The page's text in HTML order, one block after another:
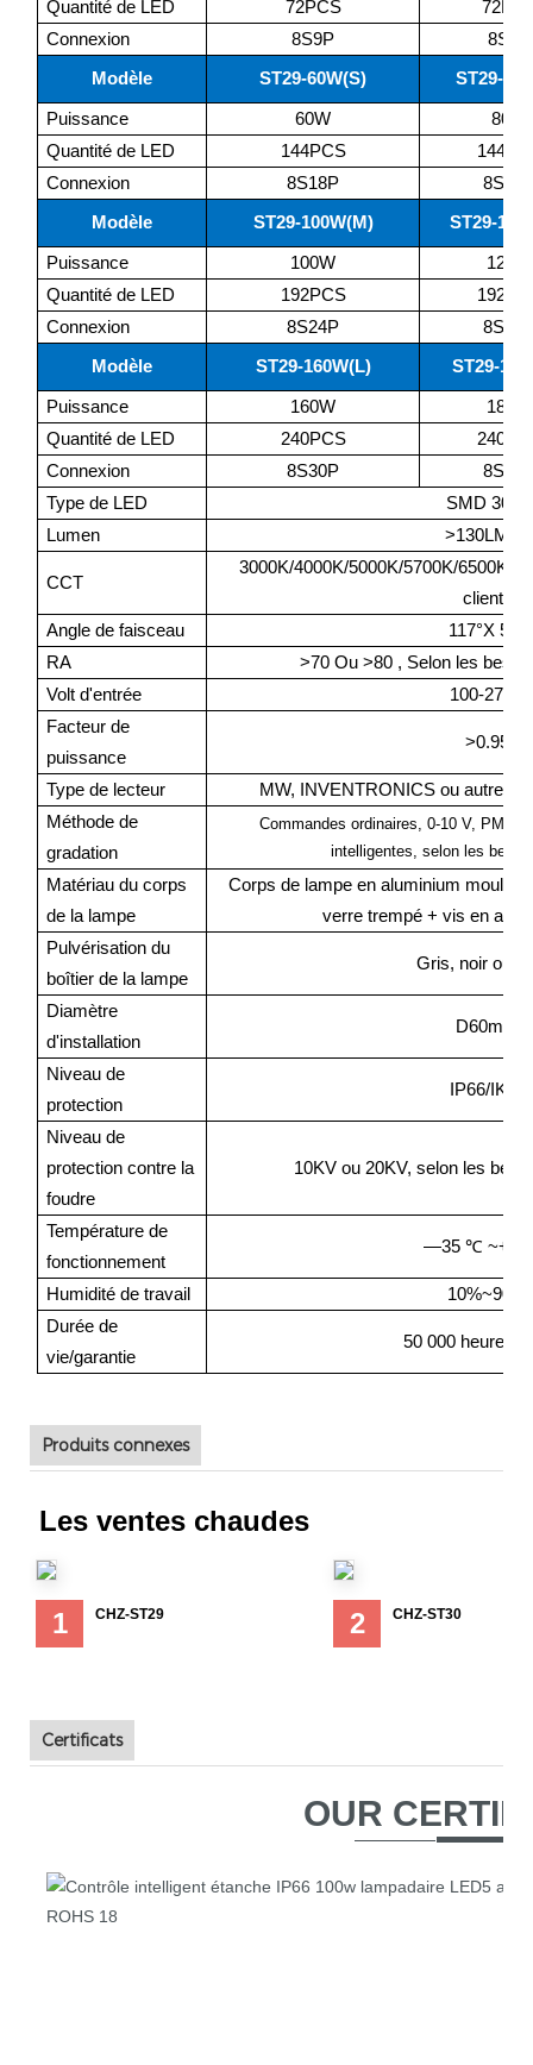
Quantité de LED
72PCS
Connexion
8S9P 8S9P
Modèle ST29-60W(S) ST29-
Puissance 60W
80W
Quantité de LED
144PCS
Connexion
8S18P
Modèle ST29-100W(M) ST29-
Puissance 100W
120W
Quantité de LED
192PCS
Connexion
8S24P
Modèle ST29-160W(L) ST29-
Puissance 160W
180W
Quantité de LED
240PCS
Connexion
8S30P
Type de LED
SMD 3030
Lumen
>130LM/W
CCT
3000K/4000K/5000K/5700K/6500K
clients
Angle de faisceau
117°X 52°
RA
>70 Ou >80 , Selon les
Volt d'entrée
100-277V
Facteur de
puissance
>0.95
Type de lecteur
MW, INVENTRONICS ou autre,
Méthode de
gradation
Commandes ordinaires, 0-10 V, PMW,
intelligentes, selon les
Matériau du corps
de la lampe
Corps de lampe en aluminium moulé
verre trempé + vis en
Pulvérisation du
boîtier de la lampe
Gris, noir ou
Diamètre
d'installation
D60mm
Niveau de
protection
IP66/IK09
Niveau de
protection contre la
foudre
10KV ou 20KV, selon les
Température de
fonctionnement
—35℃~+50
Humidité de travail
10%~90%
Durée de
vie/garantie
50 000 heures /
Produits connexes
Les ventes chaudes
1 CHZ-ST29 2 CHZ-ST30
Certificats
OUR